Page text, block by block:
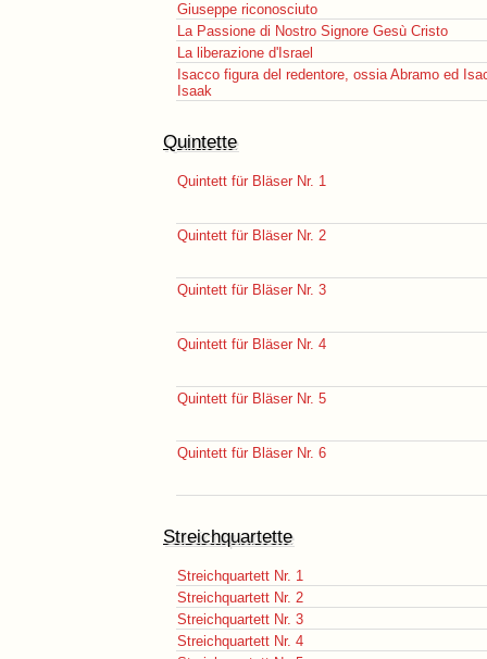
Giuseppe riconosciuto
La Passione di Nostro Signore Gesù Cristo
La liberazione d'Israel
Isacco figura del redentore, ossia Abramo ed
Isaak
Quintette
Quintett für Bläser Nr. 1
Quintett für Bläser Nr. 2
Quintett für Bläser Nr. 3
Quintett für Bläser Nr. 4
Quintett für Bläser Nr. 5
Quintett für Bläser Nr. 6
Streichquartette
Streichquartett Nr. 1
Streichquartett Nr. 2
Streichquartett Nr. 3
Streichquartett Nr. 4